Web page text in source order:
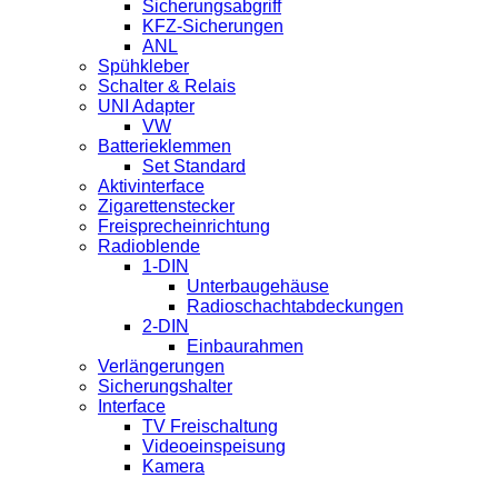
Sicherungsabgriff
KFZ-Sicherungen
ANL
Spühkleber
Schalter & Relais
UNI Adapter
VW
Batterieklemmen
Set Standard
Aktivinterface
Zigarettenstecker
Freisprecheinrichtung
Radioblende
1-DIN
Unterbaugehäuse
Radioschachtabdeckungen
2-DIN
Einbaurahmen
Verlängerungen
Sicherungshalter
Interface
TV Freischaltung
Videoeinspeisung
Kamera